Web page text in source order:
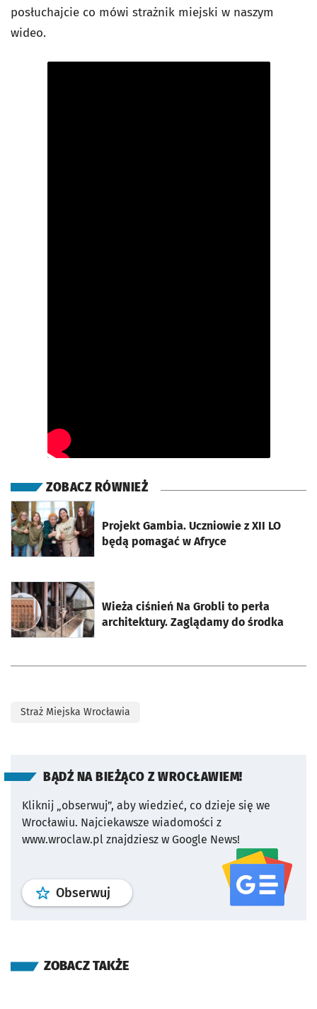
posłuchajcie co mówi strażnik miejski w naszym
wideo.
ZOBACZ RÓWNIEŻ
Projekt Gambia. Uczniowie z XII LO
będą pomagać w Afryce
otworzy się w nowej karcie
Wieża ciśnień Na Grobli to perła
architektury. Zaglądamy do środka
otworzy się w nowej karcie
Straż Miejska Wrocławia
BĄDŹ NA BIEŻĄCO Z WROCŁAWIEM!
Kliknij „obserwuj”, aby wiedzieć, co dzieje się we
Wrocławiu. Najciekawsze wiadomości z
www.wroclaw.pl znajdziesz w Google News!
Obserwuj profil serwisu
ZOBACZ TAKŻE